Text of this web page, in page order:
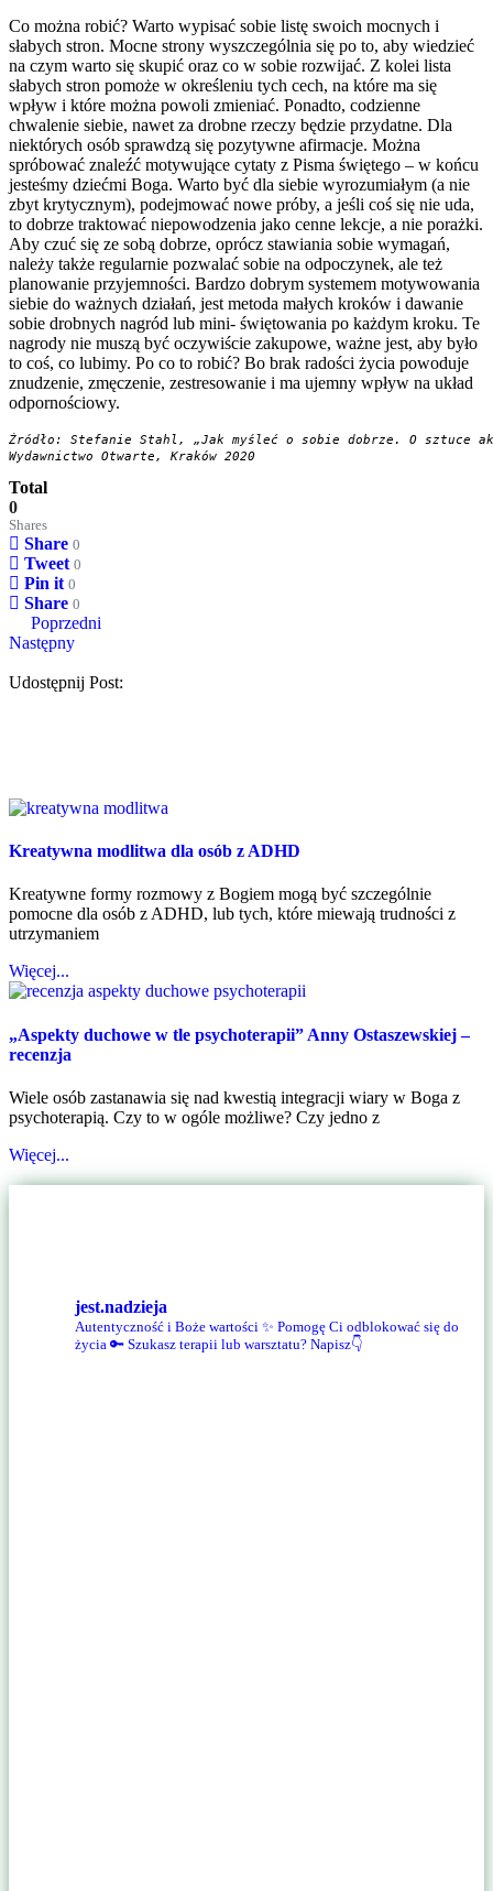
Co można robić? Warto wypisać sobie listę swoich mocnych i
słabych stron. Mocne strony wyszczególnia się po to, aby wiedzieć
na czym warto się skupić oraz co w sobie rozwijać. Z kolei lista
słabych stron pomoże w określeniu tych cech, na które ma się
wpływ i które można powoli zmieniać. Ponadto, codzienne
chwalenie siebie, nawet za drobne rzeczy będzie przydatne. Dla
niektórych osób sprawdzą się pozytywne afirmacje. Można
spróbować znaleźć motywujące cytaty z Pisma świętego – w końcu
jesteśmy dziećmi Boga. Warto być dla siebie wyrozumiałym (a nie
zbyt krytycznym), podejmować nowe próby, a jeśli coś się nie uda,
to dobrze traktować niepowodzenia jako cenne lekcje, a nie porażki.
Aby czuć się ze sobą dobrze, oprócz stawiania sobie wymagań,
należy także regularnie pozwalać sobie na odpoczynek, ale też
planowanie przyjemności. Bardzo dobrym systemem motywowania
siebie do ważnych działań, jest metoda małych kroków i dawanie
sobie drobnych nagród lub mini- świętowania po każdym kroku. Te
nagrody nie muszą być oczywiście zakupowe, ważne jest, aby było
to coś, co lubimy. Po co to robić? Bo brak radości życia powoduje
znudzenie, zmęczenie, zestresowanie i ma ujemny wpływ na układ
odpornościowy.
Źródło: Stefanie Stahl, „Jak myśleć o sobie dobrze. O
Wydawnictwo Otwarte, Kraków 2020
Total
0
Shares
Share 0
Tweet 0
Pin it 0
Share 0
Poprzedni
Następny
Udostępnij Post:
Kreatywna modlitwa dla osób z ADHD
Kreatywne formy rozmowy z Bogiem mogą być szczególnie
pomocne dla osób z ADHD, lub tych, które miewają trudności z
utrzymaniem
Więcej...
„Aspekty duchowe w tle psychoterapii” Anny Ostaszewskiej –
recenzja
Wiele osób zastanawia się nad kwestią integracji wiary w Boga z
psychoterapią. Czy to w ogóle możliwe? Czy jedno z
Więcej...
jest.nadzieja
Autentyczność i Boże wartości ✨ Pomogę Ci odblokować się do
życia 🔑 Szukasz terapii lub warsztatu? Napisz👇